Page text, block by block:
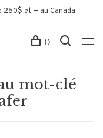
et + au Canada
0
mot-clé